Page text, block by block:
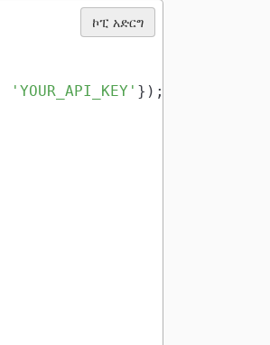
ኮፒ አድርግ
'YOUR_API_KEY' } ) ;